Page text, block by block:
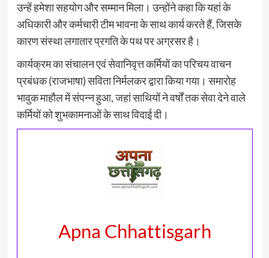
उन्हें हमेशा सहयोग और सम्मान मिला। उन्होंने कहा कि यहां के
अधिकारी और कर्मचारी टीम भावना के साथ कार्य करते हैं, जिसके
कारण संस्था लगातार प्रगति के पथ पर अग्रसर है।
कार्यक्रम का संचालन एवं सेवानिवृत्त कर्मियों का परिचय वाचन
प्रबंधक (राजभाषा) सविता निर्मलकर द्वारा किया गया। समारोह
भावुक माहौल में संपन्न हुआ, जहां साथियों ने वर्षों तक सेवा देने वाले
कर्मियों को शुभकामनाओं के साथ विदाई दी।
Apna Chhattisgarh